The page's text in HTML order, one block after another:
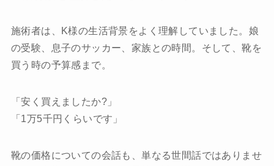
施術者は、K様の生活背景をよく理解していました。娘
の受験、息子のサッカー、家族との時間。そして、靴を
買う時の予算感まで。
「安く買えましたか?」
「1万5千円くらいです」
靴の価格についての会話も、単なる世間話ではありませ